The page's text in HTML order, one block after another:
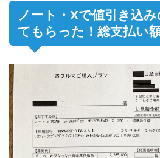
ノート・Xで値引き込
てもらった！総支払い